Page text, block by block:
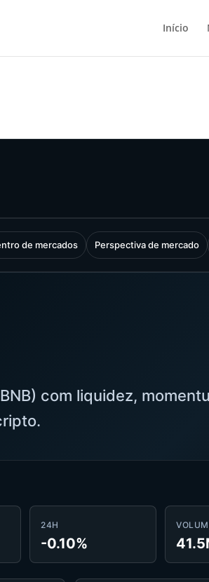
Início
de mercados Perspectiva de mercado
com liquidez,
24H
-0.10%